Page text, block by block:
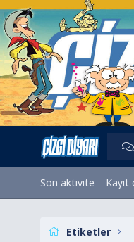
Son aktivite Kayıt
Etiketler